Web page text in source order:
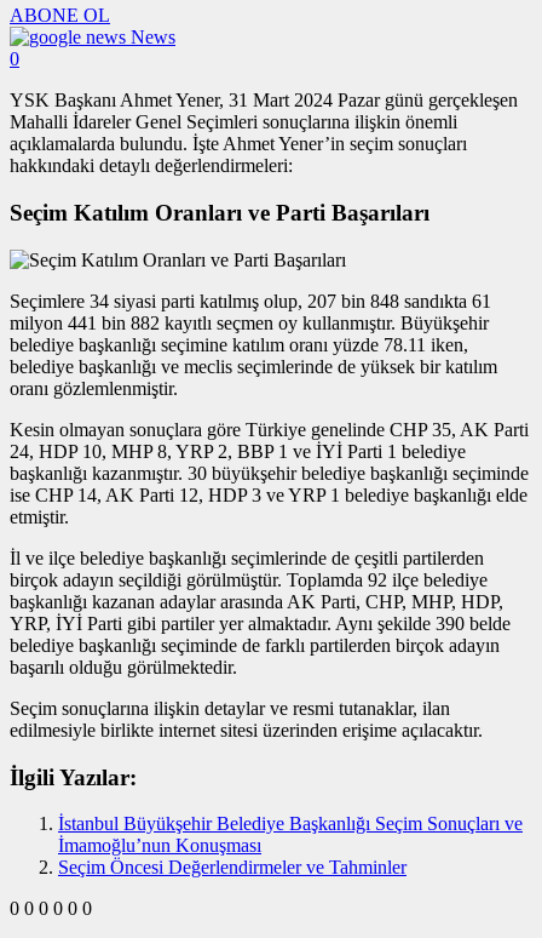
ABONE OL
News
0
YSK Başkanı Ahmet Yener, 31 Mart 2024 Pazar günü gerçekleşen
Mahalli İdareler Genel Seçimleri sonuçlarına ilişkin önemli
açıklamalarda bulundu. İşte Ahmet Yener’in seçim sonuçları
hakkındaki detaylı değerlendirmeleri:
Seçim Katılım Oranları ve Parti Başarıları
Seçimlere 34 siyasi parti katılmış olup, 207 bin 848 sandıkta 61
milyon 441 bin 882 kayıtlı seçmen oy kullanmıştır. Büyükşehir
belediye başkanlığı seçimine katılım oranı yüzde 78.11 iken,
belediye başkanlığı ve meclis seçimlerinde de yüksek bir katılım
oranı gözlemlenmiştir.
Kesin olmayan sonuçlara göre Türkiye genelinde CHP 35, AK Parti
24, HDP 10, MHP 8, YRP 2, BBP 1 ve İYİ Parti 1 belediye
başkanlığı kazanmıştır. 30 büyükşehir belediye başkanlığı seçiminde
ise CHP 14, AK Parti 12, HDP 3 ve YRP 1 belediye başkanlığı elde
etmiştir.
İl ve ilçe belediye başkanlığı seçimlerinde de çeşitli partilerden
birçok adayın seçildiği görülmüştür. Toplamda 92 ilçe belediye
başkanlığı kazanan adaylar arasında AK Parti, CHP, MHP, HDP,
YRP, İYİ Parti gibi partiler yer almaktadır. Aynı şekilde 390 belde
belediye başkanlığı seçiminde de farklı partilerden birçok adayın
başarılı olduğu görülmektedir.
Seçim sonuçlarına ilişkin detaylar ve resmi tutanaklar, ilan
edilmesiyle birlikte internet sitesi üzerinden erişime açılacaktır.
İlgili Yazılar:
İstanbul Büyükşehir Belediye Başkanlığı Seçim Sonuçları ve
İmamoğlu’nun Konuşması
Seçim Öncesi Değerlendirmeler ve Tahminler
0 0 0 0 0 0